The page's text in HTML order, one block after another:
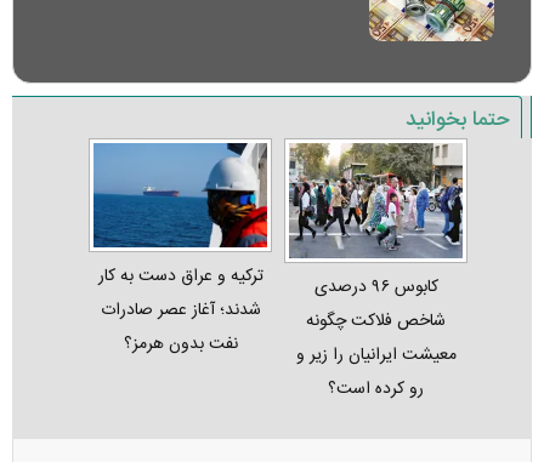
حتما بخوانید
کابوس ۹۶ درصدی
شاخص فلاکت چگونه
معیشت ایرانیان را زیر و
رو کرده است؟
ترکیه و عراق دست به کار
شدند؛ آغاز عصر صادرات
نفت بدون هرمز؟